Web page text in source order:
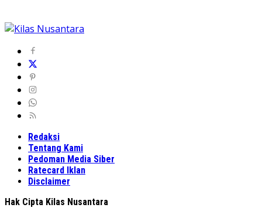
Redaksi
Tentang Kami
Pedoman Media Siber
Ratecard Iklan
Disclaimer
Hak Cipta Kilas Nusantara